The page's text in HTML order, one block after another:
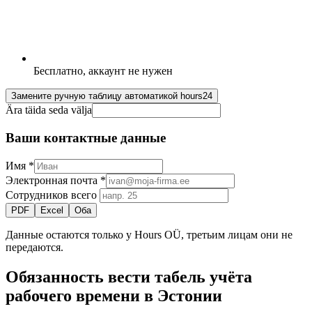
Бесплатно, аккаунт не нужен
Замените ручную таблицу автоматикой hours24
Ära täida seda välja
Ваши контактные данные
Имя *
Электронная почта *
Сотрудников всего
PDF Excel Оба
Данные остаются только у Hours OÜ, третьим лицам они не
передаются.
Обязанность вести табель учёта
рабочего времени в Эстонии